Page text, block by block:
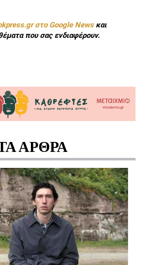
στο Google Newsκαι
που σας ενδιαφέρουν.
ΑΡΘΡΑ